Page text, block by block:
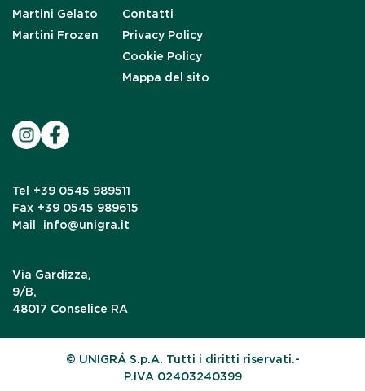
Martini Gelato
Martini Frozen
Contatti
Privacy Policy
Cookie Policy
Mappa del sito
Tel
+39 0545 989511
Fax +39 0545 989615
Mail
info@unigra.it
Via Gardizza,
9/B,
48017 Conselice RA
© UNIGRÁ S.p.A. Tutti i diritti riservati.-
P.IVA 02403240399